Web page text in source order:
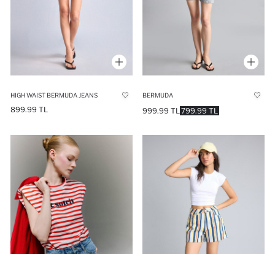
HIGH WAIST BERMUDA JEANS
899.99 TL
BERMUDA
799.99 TL
999.99 TL